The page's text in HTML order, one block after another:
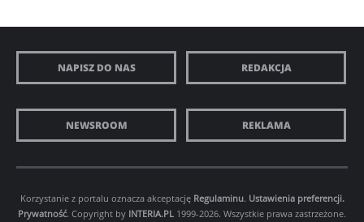
NAPISZ DO NAS REDAKCJA
NEWSROOM REKLAMA
Korzystanie z portalu oznacza akceptację Regulaminu. Ustawienia preferencji.
Prywatność. Copyright by INTERIA.PL 1999-2026. Wszystkie prawa zastrzeżone.